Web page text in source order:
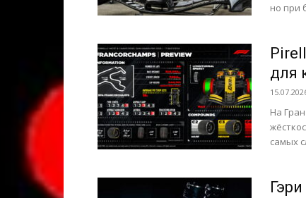
но при
для
На
самых